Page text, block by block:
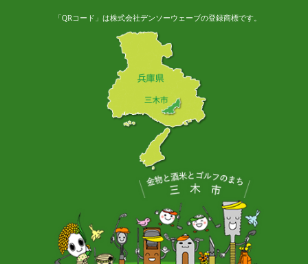
「QRコード」は株式会社デンソーウェーブの登録商標です。